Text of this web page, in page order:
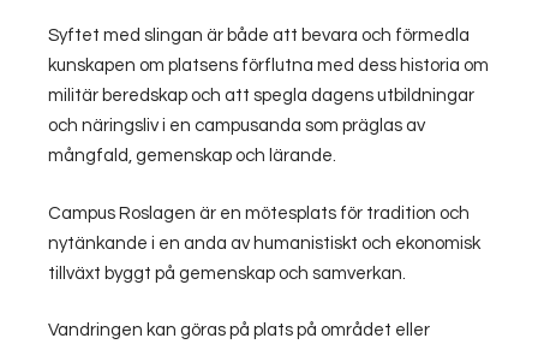
Syftet med slingan är både att bevara och förmedla
kunskapen om platsens förflutna med dess historia om
militär beredskap och att spegla dagens utbildningar
och näringsliv i en campusanda som präglas av
mångfald, gemenskap och lärande.
Campus Roslagen är en mötesplats för tradition och
nytänkande i en anda av humanistiskt och ekonomisk
tillväxt byggt på gemenskap och samverkan.
Vandringen kan göras på plats på området eller